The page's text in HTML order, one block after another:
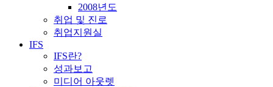
2008년도
취업 및 진로
취업지원실
IFS
IFS란?
성과보고
미디어 아웃렛